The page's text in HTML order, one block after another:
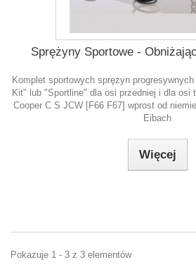
Sprężyny Sportowe -
Komplet sportowych sprężyn
Kit" lub "Sportline" dla osi przedniej i dla osi
Cooper C S JCW [F66 F67] wprost od
Eibach
Więcej
Pokazuje 1 - 3 z 3 elementów